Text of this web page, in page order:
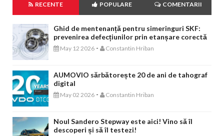
RECENTE POPULARE COMENTARII
Ghid de mentenanță pentru simeringuri SKF:
prevenirea defecțiunilor prin etanșare corectă
May 12 2026 - Constantin Hriban
AUMOVIO sărbătorește 20 de ani de tahograf
digital
May 02 2026 - Constantin Hriban
Noul Sandero Stepway este aici! Vino să îl
descoperi și să îl testezi!